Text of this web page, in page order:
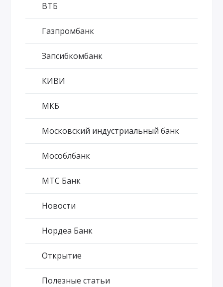
ВТБ
Газпромбанк
Запсибкомбанк
КИВИ
МКБ
Московский индустриальный банк
Мособлбанк
МТС Банк
Новости
Нордеа Банк
Открытие
Полезные статьи